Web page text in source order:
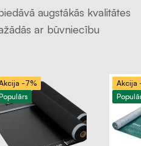
augstākās kvalitātes
ar būvniecību
-7%
Akcija